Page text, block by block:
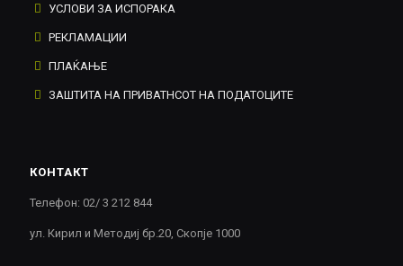
УСЛОВИ ЗА ИСПОРАКА
РЕКЛАМАЦИИ
ПЛАЌАЊЕ
ЗАШТИТА НА ПРИВАТНСОТ НА ПОДАТОЦИТЕ
КОНТАКТ
Телефон: 02/ 3 212 844
ул. Кирил и Методиј бр.20, Скопје 1000